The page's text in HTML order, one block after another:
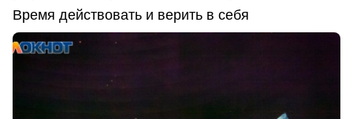
Время действовать и верить в себя